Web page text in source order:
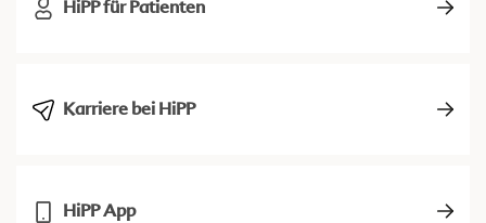
HiPP für Patienten
Karriere bei HiPP
HiPP App